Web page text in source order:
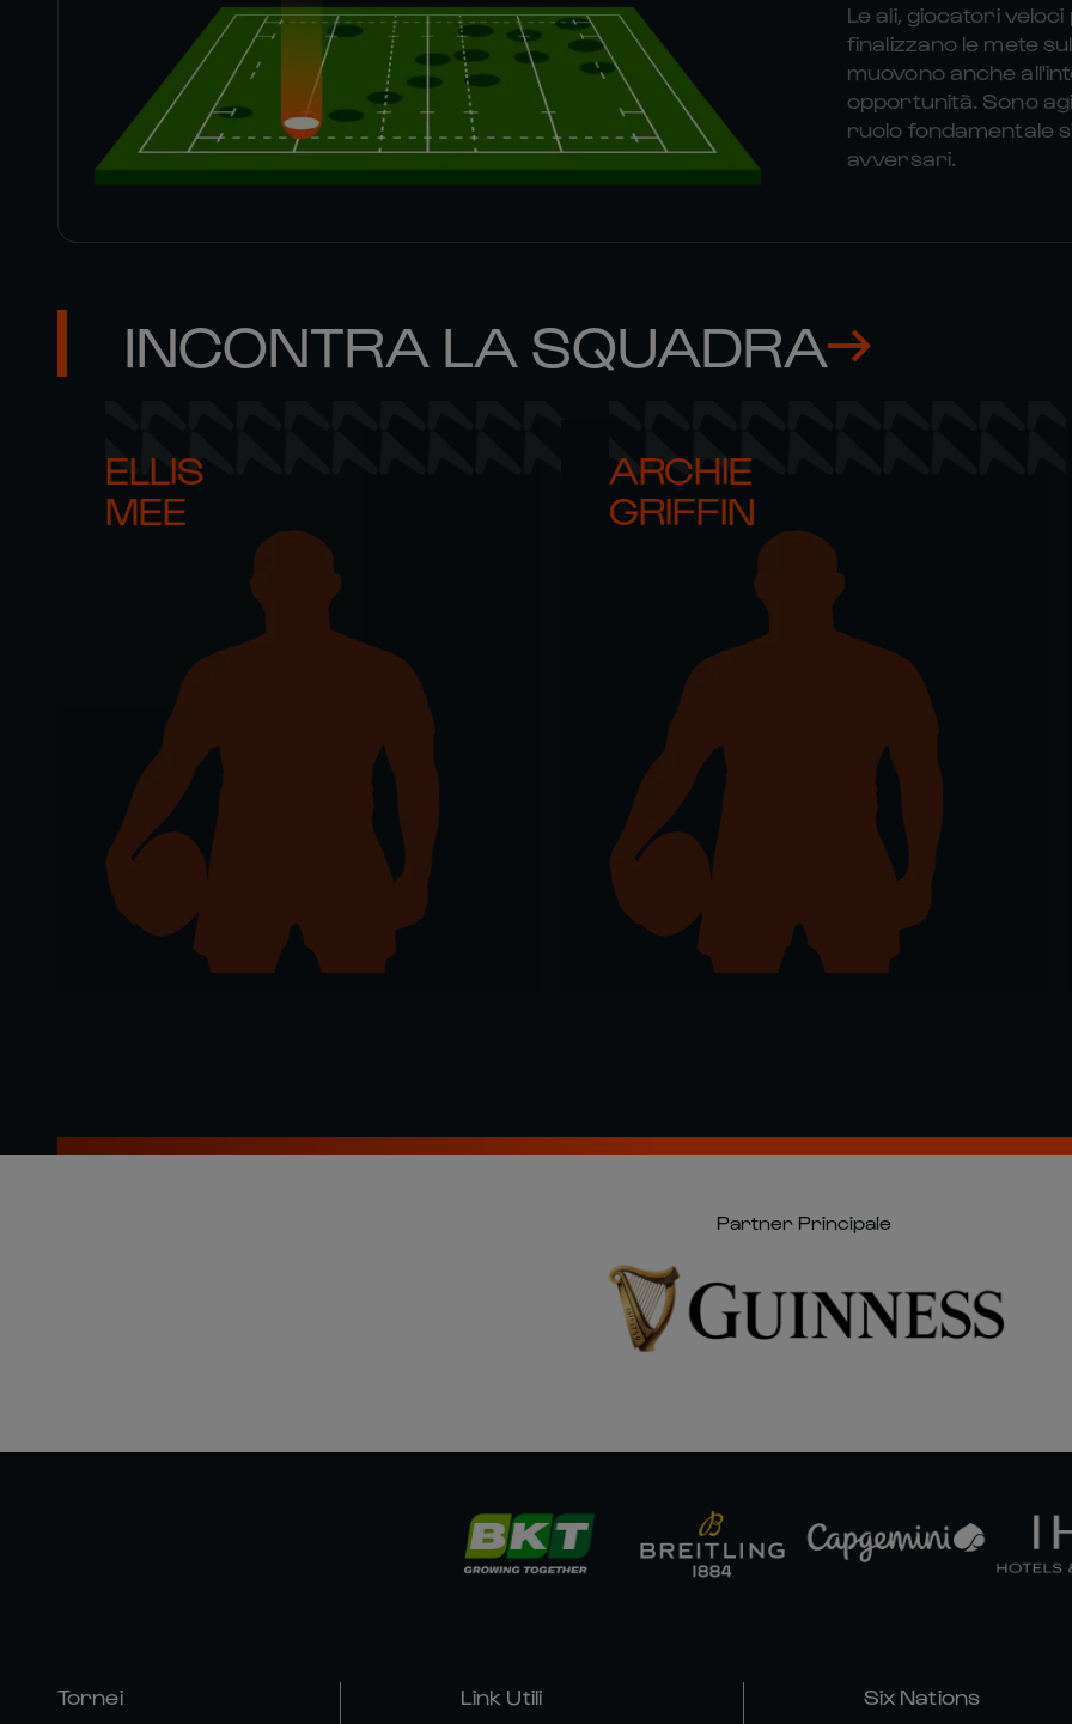
Le ali, giocatori
finalizzano le mete
muovono anche
opportunità. Sono
ruolo fondamentale
avversari.
INCONTRA LA SQUADRA
ELLIS
MEE
ARCHIE
GRIFFIN
Partner Principale
Tornei Link Utili Six Nations